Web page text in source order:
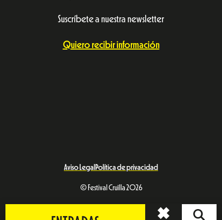
Suscríbete a nuestra newsletter
Quiero recibir información
Aviso Legal Política de privacidad
© Festival Cruïlla 2026